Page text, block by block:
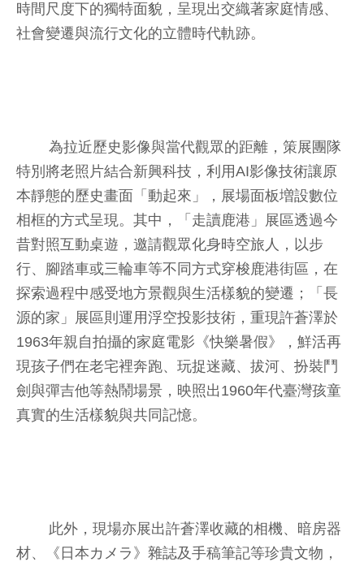
時間尺度下的獨特面貌，呈現出交織著家庭情感、
社會變遷與流行文化的立體時代軌跡。
為拉近歷史影像與當代觀眾的距離，策展團隊
特別將老照片結合新興科技，利用AI影像技術讓原
本靜態的歷史畫面「動起來」，展場面板増設數位
相框的方式呈現。其中，「走讀鹿港」展區透過今
昔對照互動桌遊，邀請觀眾化身時空旅人，以步
行、腳踏車或三輪車等不同方式穿梭鹿港街區，在
探索過程中感受地方景觀與生活樣貌的變遷；「長
源的家」展區則運用浮空投影技術，重現許蒼澤於
1963年親自拍攝的家庭電影《快樂暑假》，鮮活再
現孩子們在老宅裡奔跑、玩捉迷藏、拔河、扮裝鬥
劍與彈吉他等熱鬧場景，映照出1960年代臺灣孩童
真實的生活樣貌與共同記憶。
此外，現場亦展出許蒼澤收藏的相機、暗房器
材、《日本カメラ》雜誌及手稿筆記等珍貴文物，